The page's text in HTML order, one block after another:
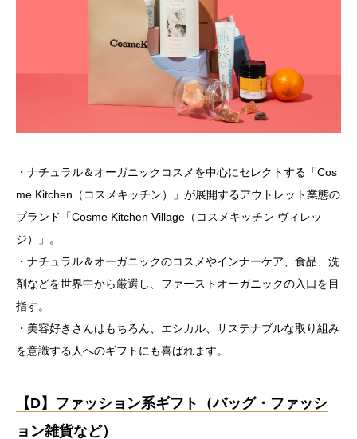
・ナチュラル＆オーガニックコスメを中心にセレクトする「Cos
me Kitchen（コスメキッチン）」が展開するアウトレット業態の
ブランド「Cosme Kitchen Village（コスメキッチン ヴィレッ
ジ）」。
・ナチュラル＆オーガニックのコスメやインナーケア、食品、洗
剤などを世界中から厳選し、ファーストオーガニックの入口を目
指す。
・美容好きさんはもちろん、エシカル、サステナブルな取り組み
を意識する人へのギフトにも喜ばれます。
【D】ファッション系ギフト（バッグ・ファッシ
ョン雑貨など）